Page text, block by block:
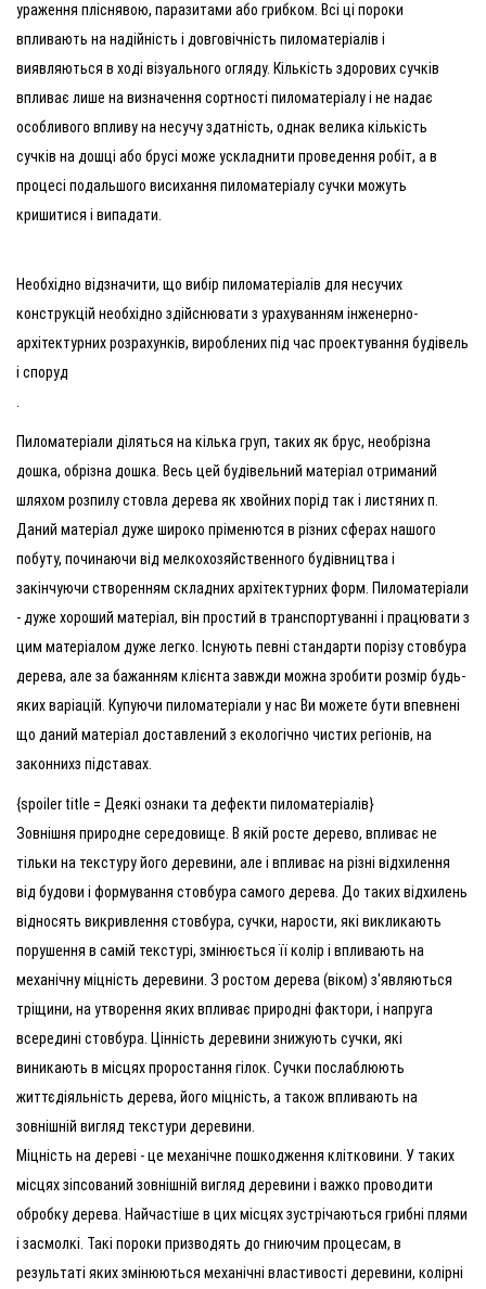
ураження пліснявою, паразитами або грибком. Всі ці пороки
впливають на надійність і довговічність пиломатеріалів і
виявляються в ході візуального огляду. Кількість здорових сучків
впливає лише на визначення сортності пиломатеріалу і не надає
особливого впливу на несучу здатність, однак велика кількість
сучків на дошці або брусі може ускладнити проведення робіт, а в
процесі подальшого висихання пиломатеріалу сучки можуть
кришитися і випадати.
Необхідно відзначити, що вибір пиломатеріалів для несучих
конструкцій необхідно здійснювати з урахуванням інженерно-
архітектурних розрахунків, вироблених під час проектування будівель
і споруд
.
Пиломатеріали діляться на кілька груп, таких як брус, необрізна
дошка, обрізна дошка. Весь цей будівельний матеріал отриманий
шляхом розпилу стовла дерева як хвойних порід так і листяних п.
Даний матеріал дуже широко пріменются в різних сферах нашого
побуту, починаючи від мелкохозяйственного будівництва і
закінчуючи створенням складних архітектурних форм. Пиломатеріали
- дуже хороший матеріал, він простий в транспортуванні і працювати з
цим матеріалом дуже легко. Існують певні стандарти порізу стовбура
дерева, але за бажанням клієнта завжди можна зробити розмір будь-
яких варіацій. Купуючи пиломатеріали у нас Ви можете бути впевнені
що даний матеріал доставлений з екологічно чистих регіонів, на
законнихз підставах.
{spoiler title = Деякі ознаки та дефекти пиломатеріалів}
Зовнішня природне середовище. В якій росте дерево, впливає не
тільки на текстуру його деревини, але і впливає на різні відхилення
від будови і формування стовбура самого дерева. До таких відхилень
відносять викривлення стовбура, сучки, нарости, які викликають
порушення в самій текстурі, змінюється її колір і впливають на
механічну міцність деревини. З ростом дерева (віком) з'являються
тріщини, на утворення яких впливає природні фактори, і напруга
всередині стовбура. Цінність деревини знижують сучки, які
виникають в місцях проростання гілок. Сучки послаблюють
життєдіяльність дерева, його міцність, а також впливають на
зовнішній вигляд текстури деревини.
Міцність на дереві - це механічне пошкодження клітковини. У таких
місцях зіпсований зовнішній вигляд деревини і важко проводити
обробку дерева. Найчастіше в цих місцях зустрічаються грибні плями
і засмолкі. Такі пороки призводять до гниючим процесам, в
результаті яких змінюються механічні властивості деревини, колірні